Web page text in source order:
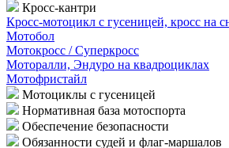
Кросс-кантри
Кросс-мотоцикл с гусеницей, кросс на
Мотобол
Мотокросс / Суперкросс
Моторалли, Эндуро на квадроциклах
Мотофристайл
Мотоциклы с гусеницей
Нормативная база мотоспорта
Обеспечение безопасности
Обязанности судей и флаг-маршалов